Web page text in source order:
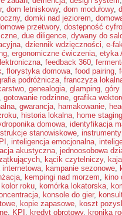
, dom letniskowy, dom modułowy,
, domki nad jeziorem,
przetwory, dostępność
, due diligence, dywany do
, dziennik wdzięczności, e-
, ergonomiczne ćwiczenia, etyka
, feedback 360,
, florystyka domowa, food pairing,
podróżnicza, franczyza
, genealogia, glamping, góry
, gotowanie rodzinne, grafika
, gwarancja, hamakowanie,
, historia lokalna, home staging
domowa, identyfikacja
stanowiskowe,
, inteligencja emocjonalna,
akustyczna, jednoosobowa
, kącik czytelniczy,
internetowa, kampanie sezonowe,
, kempingi nad morzem, kino
kolor roku, komórka lokatorska,
, konsole do gier,
, kopie zapasowe, koszt
, KPI , kredyt obrotowy, kronika